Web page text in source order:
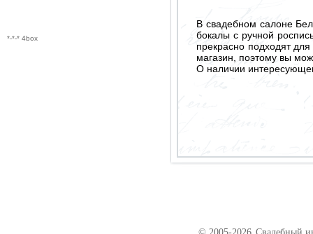
*-*-* 4box
В свадебном салоне
бокалы с ручной
прекрасно подходят
магазин, поэтому вы
О наличии